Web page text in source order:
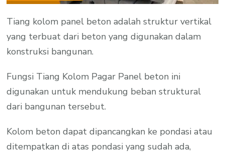
Tiang kolom panel beton adalah struktur vertikal
yang terbuat dari beton yang digunakan dalam
konstruksi bangunan.
Fungsi Tiang Kolom Pagar Panel beton ini
digunakan untuk mendukung beban struktural
dari bangunan tersebut.
Kolom beton dapat dipancangkan ke pondasi atau
ditempatkan di atas pondasi yang sudah ada,